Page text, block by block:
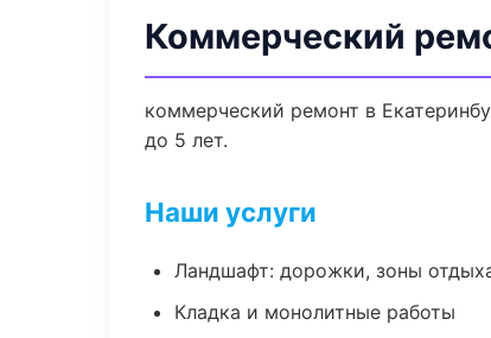
Коммерческий
коммерческий ремонт в
до 5 лет.
Наши услуги
Ландшафт: дорожки, зоны
Кладка и монолитные работы